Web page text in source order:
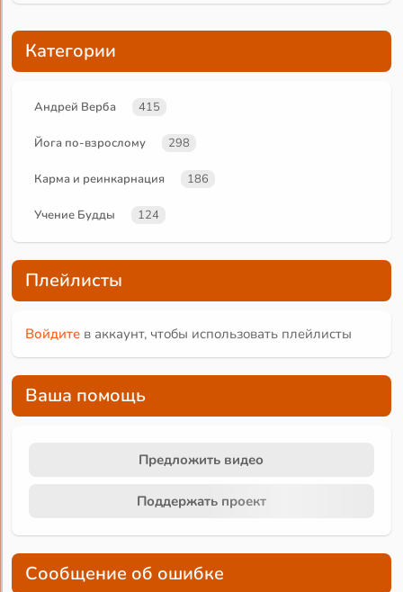
Категории
Андрей Верба 415
Йога по-взрослому 298
Карма и реинкарнация 186
Учение Будды 124
Плейлисты
Войдите в аккаунт, чтобы использовать плейлисты
Ваша помощь
Предложить видео
Поддержать проект
Сообщение об ошибке